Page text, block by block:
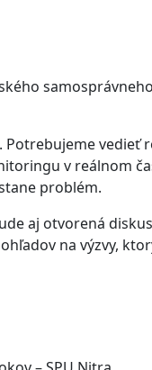
Potrebujeme vedieť
v reálnom
problém.
aj otvorená
na výzvy,